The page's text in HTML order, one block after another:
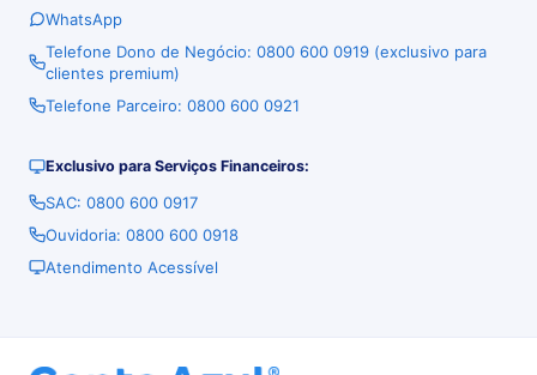
WhatsApp
Telefone Dono de Negócio: 0800 600 0919 (exclusivo para
clientes premium)
Telefone Parceiro: 0800 600 0921
Exclusivo para Serviços Financeiros:
SAC: 0800 600 0917
Ouvidoria: 0800 600 0918
Atendimento Acessível